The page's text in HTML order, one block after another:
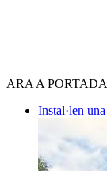
ARA A PORTADA
Instal·len